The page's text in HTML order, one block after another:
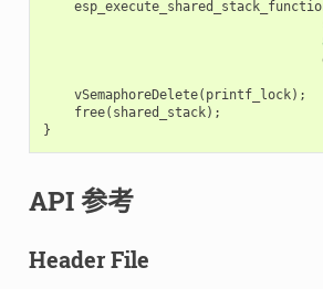
vSemaphoreDelete( printf_lock);
free( shared_stack);
}
API 参考
Header File